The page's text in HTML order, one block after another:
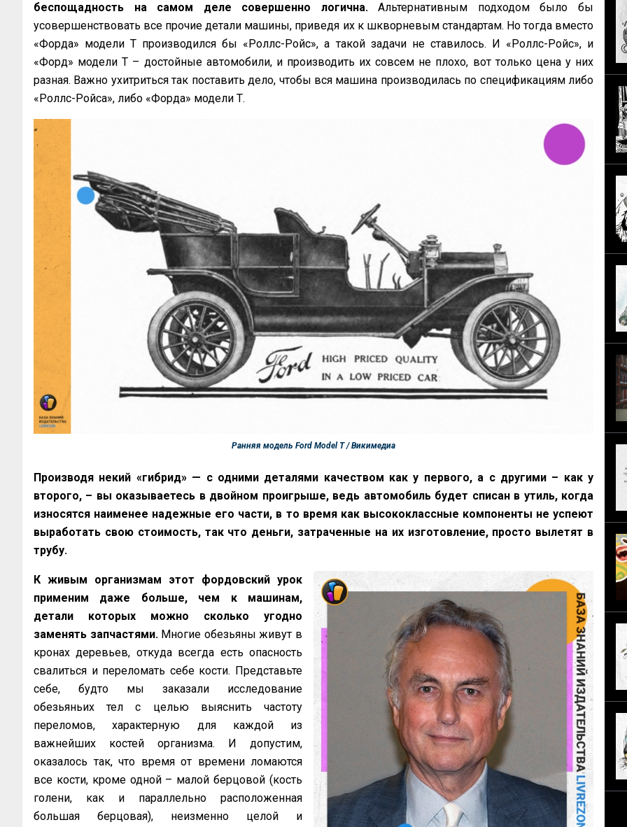
беспощадность на самом деле совершенно логична.Альтернативным подходом было бы
усовершенствовать все прочие детали машины, приведя их к шкворневым стандартам. Но тогда вместо
«Форда» модели Т производился бы «Роллс-Ройс», а такой задачи не ставилось. И «Роллс-Ройс», и
«Форд» модели Т – достойные автомобили, и производить их совсем не плохо, вот только цена у них
разная. Важно ухитриться так поставить дело, чтобы вся машина производилась по спецификациям либо
«Роллс-Ройса», либо «Форда» модели Т.
Ранняя модель Ford Model T / Викимедиа
Производя некий «гибрид» — с одними деталями качеством как у первого, а с другими – как у
второго, – вы оказываетесь в двойном проигрыше, ведь автомобиль будет списан в утиль, когда
износятся наименее надежные его части, в то время как высококлассные компоненты не успеют
выработать свою стоимость, так что деньги, затраченные на их изготовление, просто вылетят в
трубу.
К живым организмам этот фордовский урок
применим даже больше, чем к машинам,
детали которых можно сколько угодно
заменять запчастями.Многие обезьяны живут в
кронах деревьев, откуда всегда есть опасность
свалиться и переломать себе кости. Представьте
себе, будто мы заказали исследование
обезьяньих тел с целью выяснить частоту
переломов, характерную для каждой из
важнейших костей организма. И допустим,
оказалось так, что время от времени ломаются
все кости, кроме одной – малой берцовой (кость
голени, как и параллельно расположенная
большая берцовая), неизменно целой и